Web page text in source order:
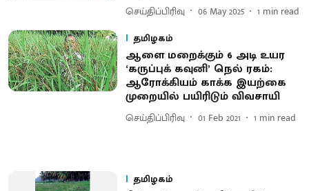
செய்திப்பிரிவு 06 May 2025 1 min read
தமிழகம்
ஆளை மறைக்கும் 6 அடி உயர
‘கருப்புக் கவுனி’ நெல் ரகம்:
ஆரோக்கியம் காக்க இயற்கை
முறையில் பயிரிடும் விவசாயி
செய்திப்பிரிவு 01 Feb 2021 1 min read
தமிழகம்